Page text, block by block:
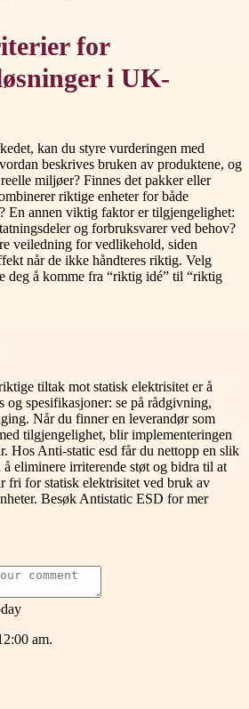
for
i UK-
kan du styre vurderingen med
beskrives bruken av produktene, og
miljøer? Finnes det pakker eller
riktige enheter for både
En annen viktig faktor er tilgjengelighet:
og forbruksvarer ved behov?
veiledning for vedlikehold, siden
når de ikke håndteres riktig. Velg
deg å komme fra “riktig idé” til “riktig
tiltak mot statisk elektrisitet er å
og spesifikasjoner: se på rådgivning,
Når du finner en leverandør som
tilgjengelighet, blir implementeringen
Hos Anti-static esd får du nettopp en slik
eliminere irriterende støt og bidra til at
for statisk elektrisitet ved bruk av
Besøk Antistatic ESD for mer
am.